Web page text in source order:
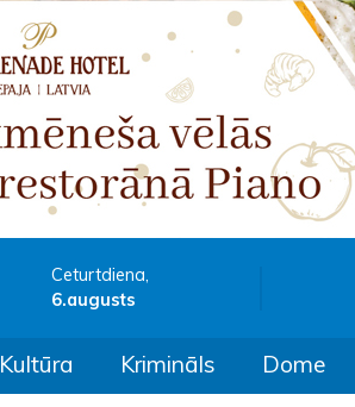
Ceturtdiena,
6.augusts
Kultūra Krimināls Dome